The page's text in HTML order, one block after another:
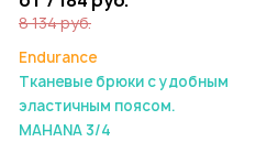
8 134 руб.
Endurance
Тканевые брюки с удобным
эластичным поясом.
MAHANA 3/4